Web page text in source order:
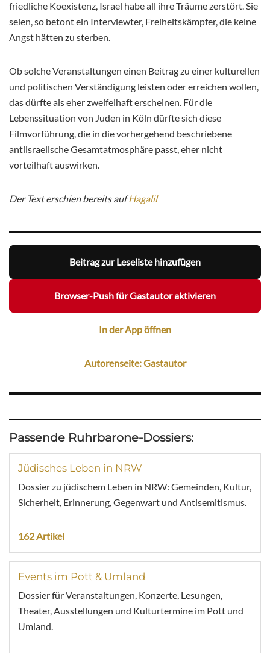
friedliche Koexistenz, Israel habe all ihre Träume zerstört. Sie
seien, so betont ein Interviewter, Freiheitskämpfer, die keine
Angst hätten zu sterben.
Ob solche Veranstaltungen einen Beitrag zu einer kulturellen
und politischen Verständigung leisten oder erreichen wollen,
das dürfte als eher zweifelhaft erscheinen. Für die
Lebenssituation von Juden in Köln dürfte sich diese
Filmvorführung, die in die vorhergehend beschriebene
antiisraelische Gesamtatmosphäre passt, eher nicht
vorteilhaft auswirken.
Der Text erschien bereits aufHagalil
Beitrag zur Leseliste hinzufügen
Browser-Push für Gastautor aktivieren
In der App öffnen
Autorenseite: Gastautor
Passende Ruhrbarone-Dossiers:
Jüdisches Leben in NRW
Dossier zu jüdischem Leben in NRW: Gemeinden, Kultur,
Sicherheit, Erinnerung, Gegenwart und Antisemitismus.
162 Artikel
Events im Pott & Umland
Dossier für Veranstaltungen, Konzerte, Lesungen,
Theater, Ausstellungen und Kulturtermine im Pott und
Umland.